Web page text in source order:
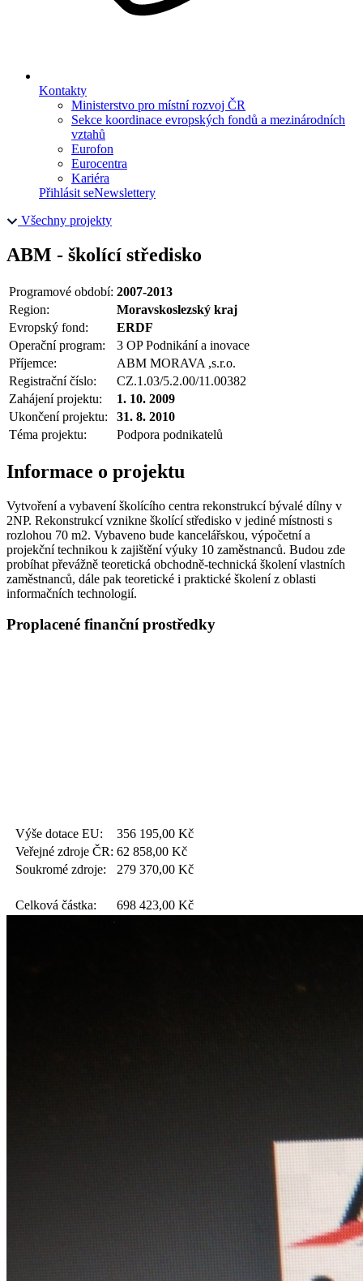
Kontakty
Ministerstvo pro místní rozvoj ČR
Sekce koordinace evropských fondů a mezinárodních
vztahů
Eurofon
Eurocentra
Kariéra
Přihlásit seNewslettery
Všechny projekty
ABM - školící středisko
Programové období: 2007-2013
Region:
Moravskoslezský kraj
Evropský fond:
ERDF
Operační program:
3 OP Podnikání a inovace
Příjemce:
ABM MORAVA ,s.r.o.
Registrační číslo:
CZ.1.03/5.2.00/11.00382
Zahájení projektu:
1. 10. 2009
Ukončení projektu:
31. 8. 2010
Téma projektu:
Podpora podnikatelů
Informace o projektu
Vytvoření a vybavení školícího centra rekonstrukcí bývalé dílny v
2NP. Rekonstrukcí vznikne školící středisko v jediné místnosti s
rozlohou 70 m2. Vybaveno bude kancelářskou, výpočetní a
projekční technikou k zajištění výuky 10 zaměstnanců. Budou zde
probíhat převážně teoretická obchodně-technická školení vlastních
zaměstnanců, dále pak teoretické i praktické školení z oblasti
informačních technologií.
Proplacené finanční prostředky
Výše dotace EU: 356 195,00 Kč
Veřejné zdroje ČR: 62 858,00 Kč
Soukromé zdroje:
279 370,00 Kč
Celková částka: 698 423,00 Kč